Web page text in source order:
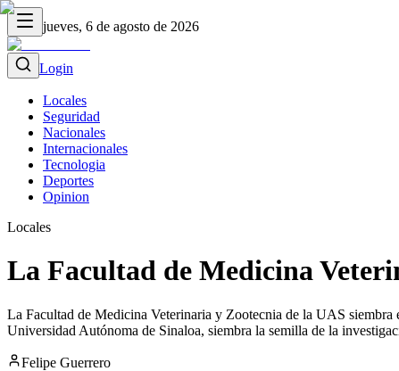
jueves, 6 de agosto de 2026
Login
Locales
Seguridad
Nacionales
Internacionales
Tecnologia
Deportes
Opinion
Locales
La Facultad de Medicina
La Facultad de Medicina Veterinaria y Zootecnia de la UAS siembra
Universidad Autónoma de Sinaloa, siembra la semilla de la
Felipe Guerrero